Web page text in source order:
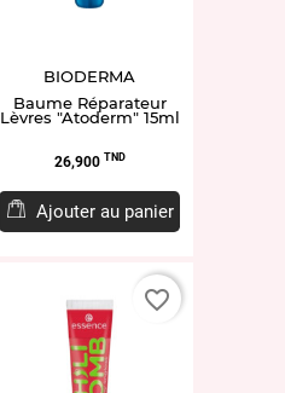
BIODERMA
Baume Réparateur
Lèvres "Atoderm" 15ml
Prix
26,900 TND
Ajouter au panier
favorite_border